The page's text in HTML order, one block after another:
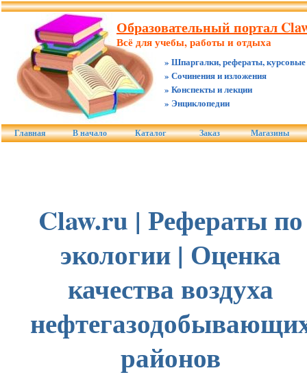
Образовательный портал
Всё для учебы, работы и отдыха
» Шпаргалки, рефераты, курсовые
» Сочинения и изложения
» Конспекты и лекции
» Энциклопедии
Главная В начало Каталог Заказ Магазины
Claw.ru | Рефераты по
экологии | Оценка
качества воздуха
районов